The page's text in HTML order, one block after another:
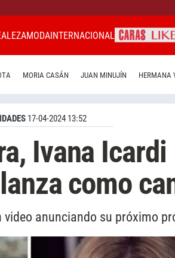
MODAINTERNACIONAL
MORIA CASÁN JUAN MINUJÍN HERMANA
17-04-2024 13:52
Ivana Icardi
como
anunciando su próximo